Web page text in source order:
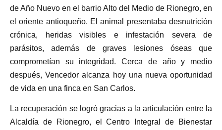
de Año Nuevo en el barrio Alto del Medio de Rionegro, en
el oriente antioqueño. El animal presentaba desnutrición
crónica, heridas visibles e infestación severa de
parásitos, además de graves lesiones óseas que
comprometían su integridad. Cerca de año y medio
después, Vencedor alcanza hoy una nueva oportunidad
de vida en una finca en San Carlos.
La recuperación se logró gracias a la articulación entre la
Alcaldía de Rionegro, el Centro Integral de Bienestar